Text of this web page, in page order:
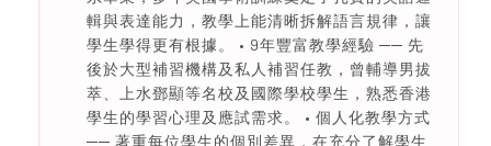
輯與表達能力，教學上能清晰拆解語言規律，讓
學生學得更有根據。 • 9年豐富教學經驗 ── 先
後於大型補習機構及私人補習任教，曾輔導男拔
萃、上水鄧顯等名校及國際學校學生，熟悉香港
學生的學習心理及應試需求。 • 個人化教學方式
── 著重每位學生的個別差異，在充分了解學生